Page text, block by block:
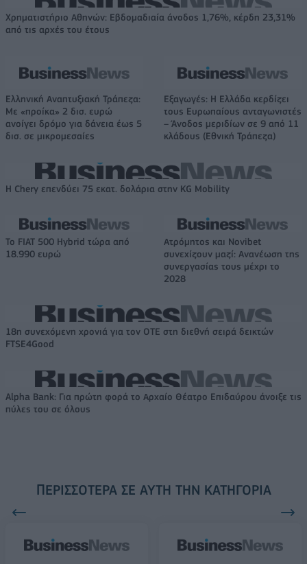
Χρηματιστήριο Αθηνών: Εβδομαδιαία άνοδος 1,76%, κέρδη 23,31%
από τις αρχές του έτους
Ελληνική Αναπτυξιακή Τράπεζα:
Με «προίκα» 2 δισ. ευρώ
ανοίγει δρόμο για δάνεια έως 5
δισ. σε μικρομεσαίες
Εξαγωγές: Η Ελλάδα κερδίζει
τους Ευρωπαίους ανταγωνιστές
– Άνοδος μεριδίων σε 9 από 11
κλάδους (Εθνική Τράπεζα)
Η Chery επενδύει 75 εκατ. δολάρια στην KG Mobility
Το FIAT 500 Hybrid τώρα από
18.990 ευρώ
Ατρόμητος και Novibet
συνεχίζουν μαζί: Ανανέωση της
συνεργασίας τους μέχρι το
2028
18η συνεχόμενη χρονιά για τον ΟΤΕ στη διεθνή σειρά δεικτών
FTSE4Good
Alpha Bank: Για πρώτη φορά το Αρχαίο Θέατρο Επιδαύρου άνοιξε τις
πύλες του σε όλους
ΠΕΡΙΣΣΌΤΕΡΑ ΣΕ ΑΥΤΉ ΤΗΝ ΚΑΤΗΓΟΡΊΑ